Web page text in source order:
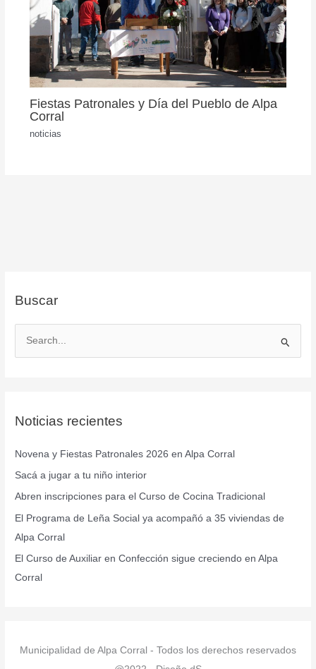
Fiestas Patronales y Día del Pueblo de Alpa
Corral
noticias
Buscar
a
p
o
r
:
Noticias recientes
Novena y Fiestas Patronales 2026 en Alpa Corral
Sacá a jugar a tu niño interior
Abren inscripciones para el Curso de Cocina Tradicional
El Programa de Leña Social ya acompañó a 35 viviendas de
Alpa Corral
El Curso de Auxiliar en Confección sigue creciendo en Alpa
Corral
Municipalidad de Alpa Corral - Todos los derechos reservados